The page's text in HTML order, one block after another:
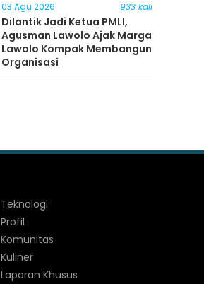
03 Agu 2026 933 kali
Dilantik Jadi Ketua PMLI,
Agusman Lawolo Ajak Marga
Lawolo Kompak Membangun
Organisasi
Teknologi
Profil
Komunitas
Kuliner
Laporan Khusus